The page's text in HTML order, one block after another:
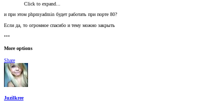
Click to expand...
и при этом phpmyadmin будет работать при порте 80?
Если да, то огромное спасибо и тему можно закрыть
•••
More options
Share
Juzilkree